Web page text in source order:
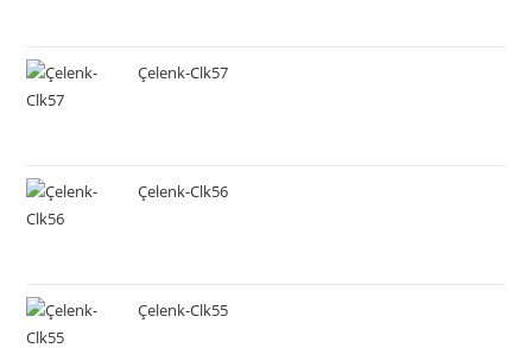
Çelenk-Clk57
Çelenk-Clk56
Çelenk-Clk55